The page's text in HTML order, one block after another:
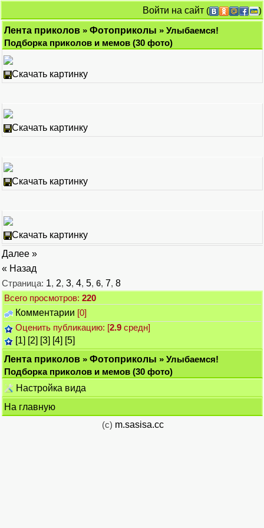
Войти на сайт (
)
Лента приколов » Фотоприколы » Улыбаемся!
Подборка приколов и мемов (30 фото)
Скачать картинку
Скачать картинку
Скачать картинку
Скачать картинку
Далее »
« Назад
Страница: 1, 2, 3, 4, 5, 6, 7, 8
Всего просмотров: 220
Комментарии [0]
Оценить публикацию: [2.9 средн]
[1] [2] [3] [4] [5]
Лента приколов » Фотоприколы » Улыбаемся!
Подборка приколов и мемов (30 фото)
Настройка вида
На главную
(c) m.sasisa.cc